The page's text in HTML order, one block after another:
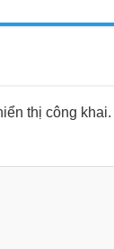
thị công khai.